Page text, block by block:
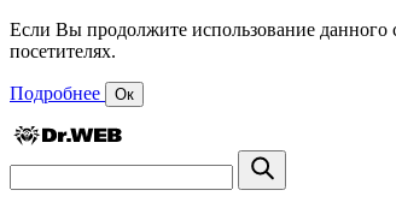
Если Вы продолжите использование данного
посетителях.
Подробнее Ок